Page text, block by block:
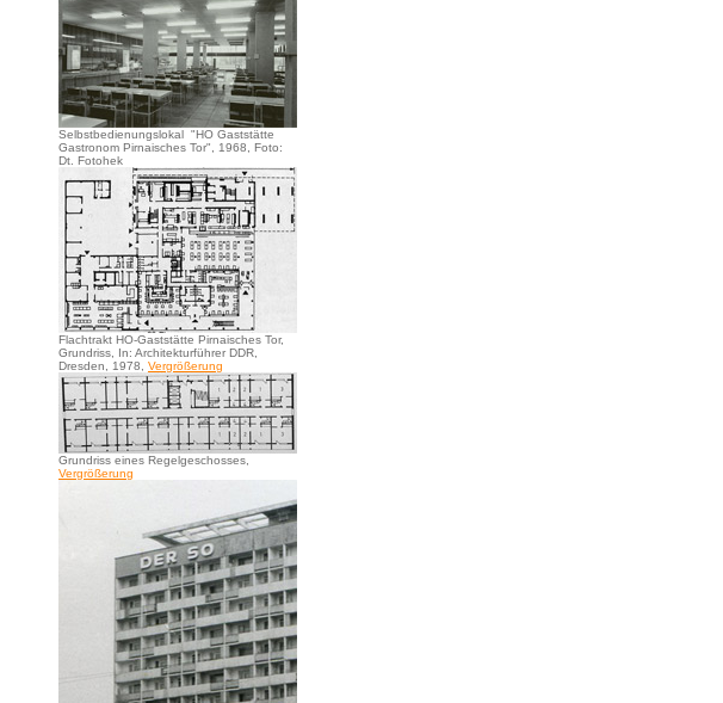
Selbstbedienungslokal "HO Gaststätte
Gastronom Pirnaisches Tor", 1968, Foto:
Dt. Fotohek
Flachtrakt HO-Gaststätte Pirnaisches Tor,
Grundriss, In: Architekturführer DDR,
Dresden, 1978, Vergrößerung
Grundriss eines Regelgeschosses,
Vergrößerung